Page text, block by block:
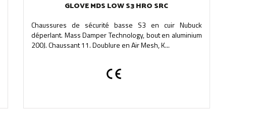
GLOVE MDS LOW S3 HRO SRC
Chaussures de sécurité basse S3 en cuir Nubuck
déperlant. Mass Damper Technology, bout en aluminium
200J. Chaussant 11. Doublure en Air Mesh, K...